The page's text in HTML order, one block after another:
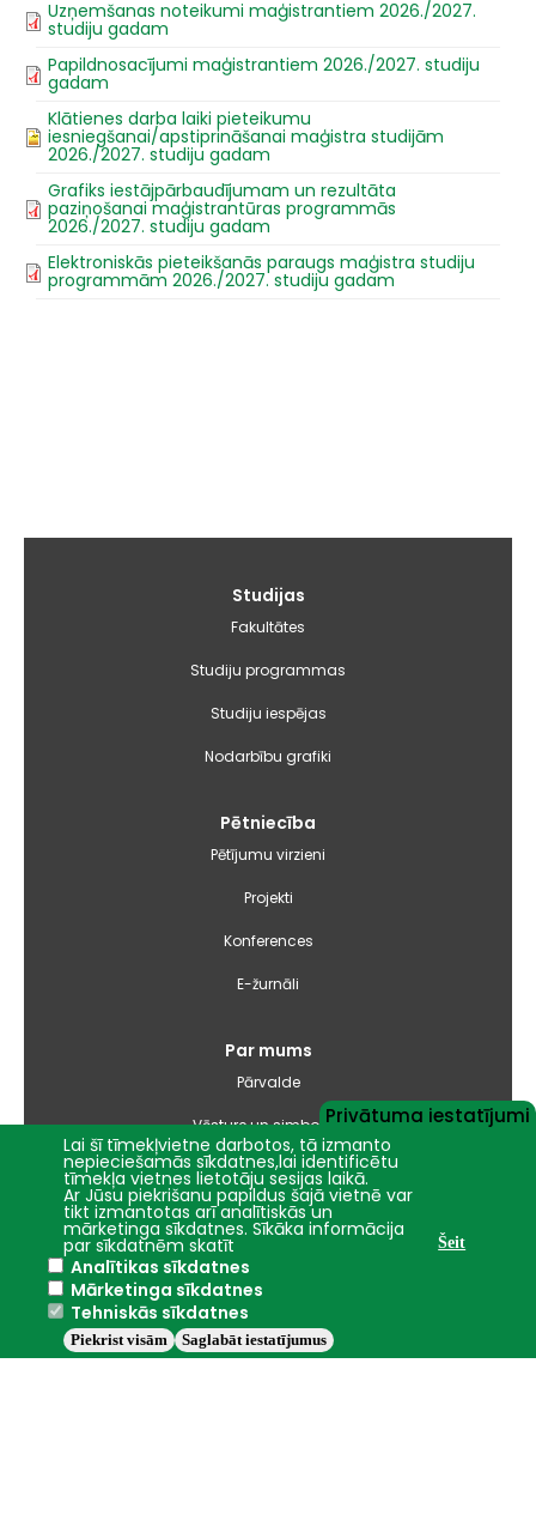
Uzņemšanas noteikumi maģistrantiem 2026./2027.
studiju gadam
Papildnosacījumi maģistrantiem 2026./2027. studiju
gadam
Klātienes darba laiki pieteikumu
iesniegšanai/apstiprināšanai maģistra studijām
2026./2027. studiju gadam
Grafiks iestājpārbaudījumam un rezultāta
paziņošanai maģistrantūras programmās
2026./2027. studiju gadam
Elektroniskās pieteikšanās paraugs maģistra studiju
programmām 2026./2027. studiju gadam
Studijas
Fakultātes
Studiju programmas
Studiju iespējas
Nodarbību grafiki
Pētniecība
Pētījumu virzieni
Projekti
Konferences
E-žurnāli
Par mums
Pārvalde
Vēsture un simbolika
Studiju virzienu pārskati un pašnovērtējuma ziņojumi
Iepirkumi
Nāc studēt
Privātuma iestatījumi
Lai šī tīmekļvietne darbotos, tā izmanto
nepieciešamās sīkdatnes,lai identificētu
tīmekļa vietnes lietotāju sesijas laikā.
Ar Jūsu piekrišanu papildus šajā vietnē var
tikt izmantotas arī analītiskās un
mārketinga sīkdatnes. Sīkāka informācija
par sīkdatnēm skatīt Šeit
Analītikas sīkdatnes
Mārketinga sīkdatnes
Tehniskās sīkdatnes
Saglabāt iestatījumus
Piekrist visām